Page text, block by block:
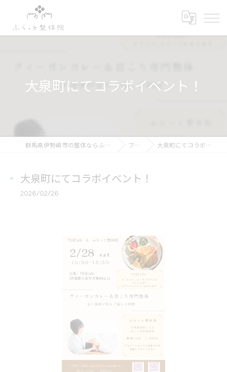
大泉町にてコラボイベント！
群馬県伊勢崎市の整体ならふらっと整体院 ブログ 大泉町にてコラボイベント！
大泉町にてコラボイベント！
2026/02/26